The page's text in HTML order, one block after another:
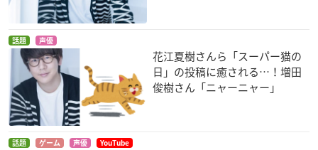
話題 声優
花江夏樹さんら「スーパー猫の
日」の投稿に癒される…！増田
俊樹さん「ニャーニャー」
話題 ゲーム 声優 YouTube